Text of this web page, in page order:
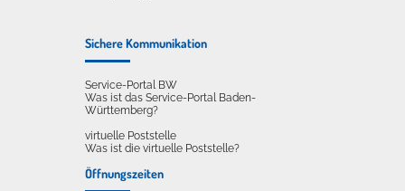
Sichere Kommunikation
Service-Portal BW
Was ist das Service-Portal Baden-
Württemberg?
virtuelle Poststelle
Was ist die virtuelle Poststelle?
Öffnungszeiten